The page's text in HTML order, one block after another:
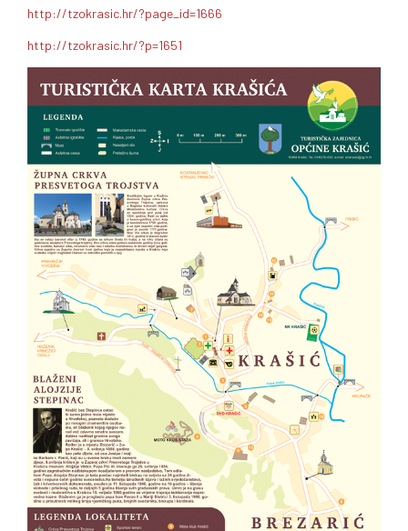
http://tzokrasic.hr/?page_id=1666
http://tzokrasic.hr/?p=1651